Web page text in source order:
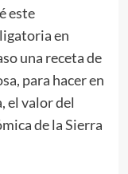
este
en
una receta de
para hacer en
el valor del
de la Sierra